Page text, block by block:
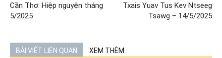
Cần Thơ: Hiệp nguyện tháng
5/2025
Txais Yuav Tus Kev Ntseeg
Tsawg – 14/5/2025
BÀI VIẾT LIÊN QUAN XEM THÊM